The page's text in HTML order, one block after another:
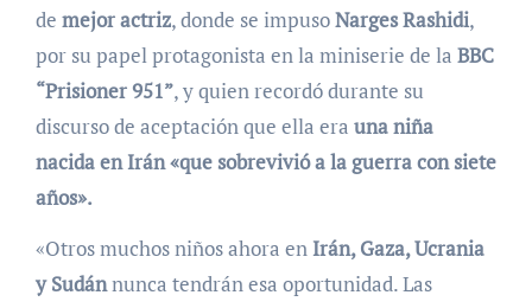
de mejor actriz, donde se impusoNarges Rashidi,
por su papel protagonista en la miniserie de la BBC
“Prisioner 951”, y quien recordó durante su
discurso de aceptación que ella era una niña
nacida en Irán «que sobrevivió a la guerra con siete
años».
«Otros muchos niños ahora enIrán, Gaza, Ucrania
y Sudánnunca tendrán esa oportunidad. Las